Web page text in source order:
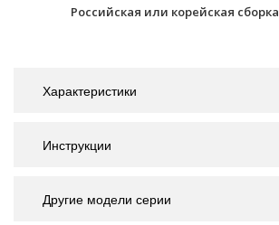
Российская или корейская сборка
Характеристики
Инструкции
Другие модели серии